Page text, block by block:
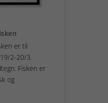
er til
2-20/3.
Fisken er
og